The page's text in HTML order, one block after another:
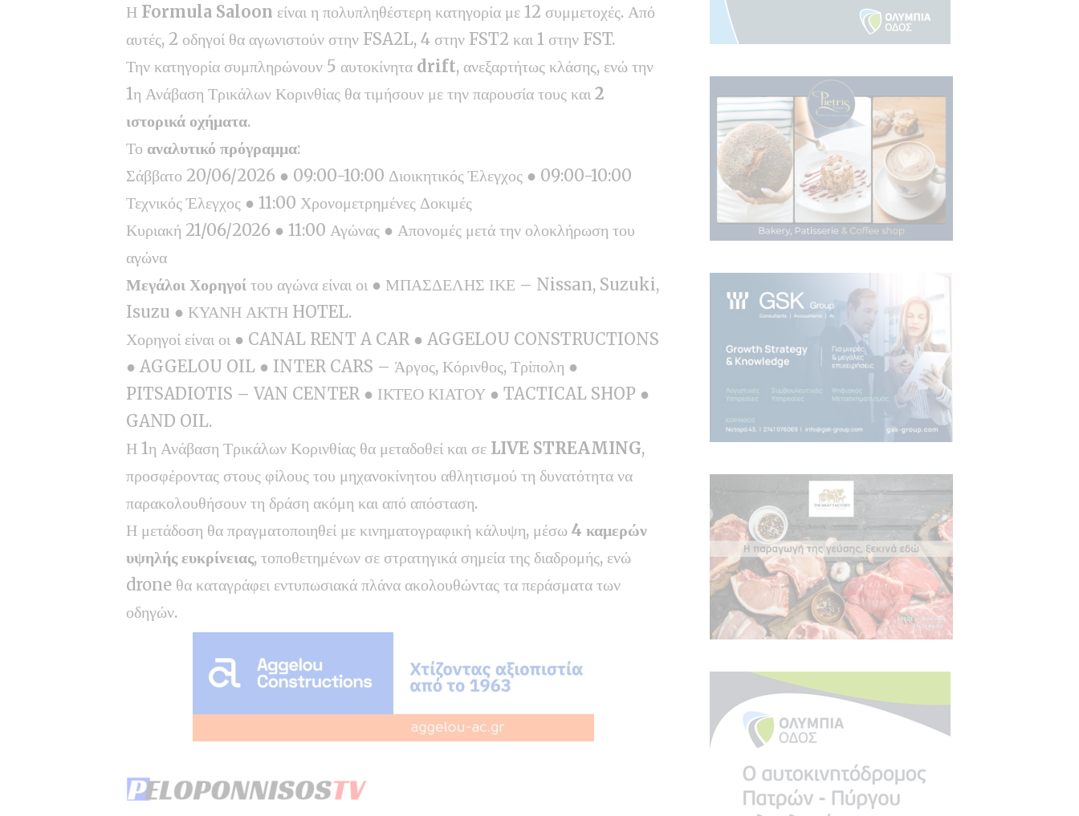
Η Formula Saloon είναι η πολυπληθέστερη κατηγορία με 12 συμμετοχές. Από
αυτές, 2 οδηγοί θα αγωνιστούν στην FSA2L, 4 στην FST2 και 1 στην FST.
Την κατηγορία συμπληρώνουν 5 αυτοκίνητα drift, ανεξαρτήτως κλάσης, ενώ την
1η Ανάβαση Τρικάλων Κορινθίας θα τιμήσουν με την παρουσία τους και 2
ιστορικά οχήματα.
Το αναλυτικό πρόγραμμα:
Σάββατο 20/06/2026 ● 09:00-10:00 Διοικητικός Έλεγχος ● 09:00-10:00
Τεχνικός Έλεγχος ● 11:00 Χρονομετρημένες Δοκιμές
Κυριακή 21/06/2026 ● 11:00 Αγώνας ● Απονομές μετά την ολοκλήρωση του
αγώνα
Μεγάλοι Χορηγοί του αγώνα είναι οι ● ΜΠΑΣΔΕΛΗΣ ΙΚΕ – Nissan, Suzuki,
Isuzu ● ΚΥΑΝΗ ΑΚΤΗ HOTEL.
Χορηγοί είναι οι ● CANAL RENT A CAR ● AGGELOU CONSTRUCTIONS
● AGGELOU OIL ● INTER CARS – Άργος, Κόρινθος, Τρίπολη ●
PITSADIOTIS – VAN CENTER ● ΙΚΤΕΟ ΚΙΑΤΟΥ ● TACTICAL SHOP ●
GAND OIL.
Η 1η Ανάβαση Τρικάλων Κορινθίας θα μεταδοθεί και σε LIVE STREAMING,
προσφέροντας στους φίλους του μηχανοκίνητου αθλητισμού τη δυνατότητα να
παρακολουθήσουν τη δράση ακόμη και από απόσταση.
Η μετάδοση θα πραγματοποιηθεί με κινηματογραφική κάλυψη, μέσω 4 καμερών
υψηλής ευκρίνειας, τοποθετημένων σε στρατηγικά σημεία της διαδρομής, ενώ
drone θα καταγράφει εντυπωσιακά πλάνα ακολουθώντας τα περάσματα των
οδηγών.